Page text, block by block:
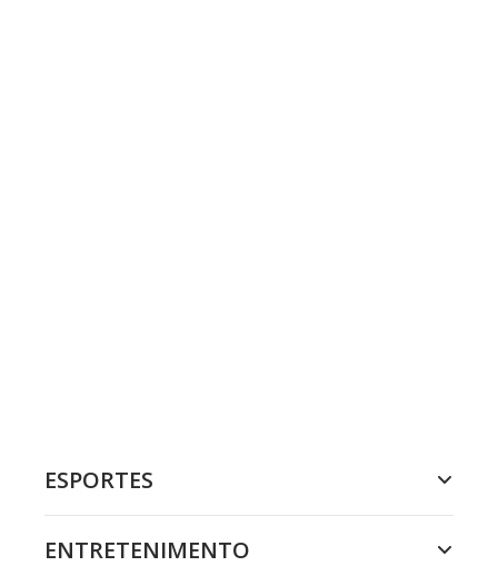
ESPORTES
ENTRETENIMENTO